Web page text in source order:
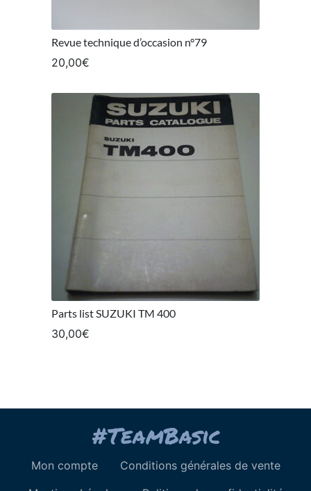
Revue technique d’occasion n°79
20,00€
Parts list SUZUKI TM 400
30,00€
Mon compte
Conditions générales de vente